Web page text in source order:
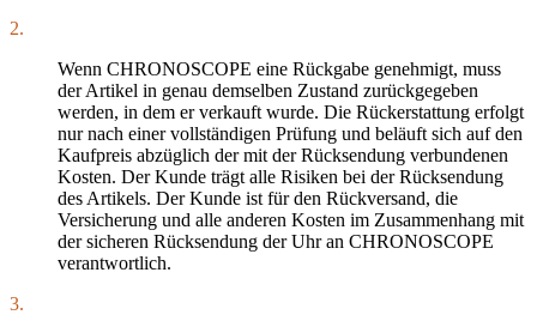
2.
Wenn CHRONOSCOPE eine Rückgabe genehmigt, muss
der Artikel in genau demselben Zustand zurückgegeben
werden, in dem er verkauft wurde. Die Rückerstattung erfolgt
nur nach einer vollständigen Prüfung und beläuft sich auf den
Kaufpreis abzüglich der mit der Rücksendung verbundenen
Kosten. Der Kunde trägt alle Risiken bei der Rücksendung
des Artikels. Der Kunde ist für den Rückversand, die
Versicherung und alle anderen Kosten im Zusammenhang mit
der sicheren Rücksendung der Uhr an CHRONOSCOPE
verantwortlich.
3.